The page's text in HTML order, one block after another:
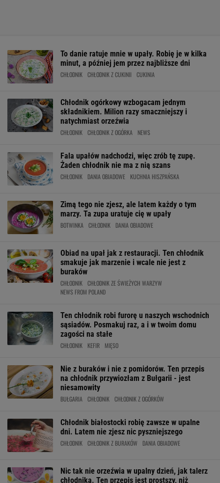
To danie ratuje mnie w upały. Robię je w kilka
minut, a później jem przez najbliższe dni
CHŁODNIK CHŁODNIK Z CUKINII CUKINIA
Chłodnik ogórkowy wzbogacam jednym
składnikiem. Milion razy smaczniejszy i
natychmiast orzeźwia
CHŁODNIK CHŁODNIK Z OGÓRKA NEWS
Fala upałów nadchodzi, więc zrób tę zupę.
Żaden chłodnik nie ma z nią szans
CHŁODNIK DANIA OBIADOWE KUCHNIA HISZPAŃSKA
Zimą tego nie zjesz, ale latem każdy o tym
marzy. Ta zupa uratuje cię w upały
BOTWINKA CHŁODNIK DANIA OBIADOWE
Obiad na upał jak z restauracji. Ten chłodnik
smakuje jak marzenie i wcale nie jest z
buraków
CHŁODNIK
CHŁODNIK ZE ŚWIEŻYCH WARZYW
NEWS FROM POLAND
Ten chłodnik robi furorę u naszych wschodnich
sąsiadów. Posmakuj raz, a i w twoim domu
zagości na stałe
CHŁODNIK KEFIR MIĘSO
Nie z buraków i nie z pomidorów. Ten przepis
na chłodnik przywiozłam z Bułgarii - jest
niesamowity
BUŁGARIA CHŁODNIK CHŁODNIK Z OGÓRKÓW
Chłodnik białostocki robię zawsze w upalne
dni. Latem nie zjesz nic pyszniejszego
CHŁODNIK CHŁODNIK Z BURAKÓW DANIA OBIADOWE
Nic tak nie orzeźwia w upalny dzień, jak talerz
chłodnika. Ten przepis jest prostszy, niż